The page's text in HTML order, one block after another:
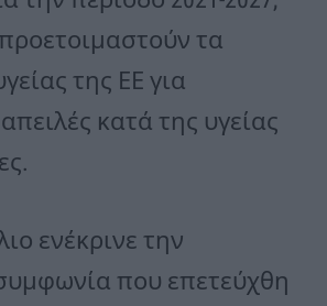
τα
της ΕΕ για
κατά της υγείας
ενέκρινε την
που επετεύχθη